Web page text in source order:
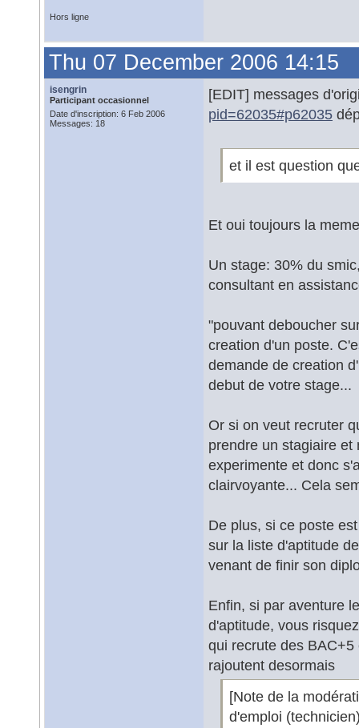
Hors ligne
Thu 07 December 2006 14:15
isengrin
Participant occasionnel
Date d'inscription: 6 Feb 2006
Messages: 18
[EDIT] messages
pid=62035#p62035
et il est question
Et oui toujours la
Un stage: 30% du
consultant en
"pouvant deboucher
creation d'un poste.
demande de creation
debut de votre stage...
Or si on veut recruter
prendre un stagiaire
experimente et donc
clairvoyante... Cela
De plus, si ce poste
sur la liste d'aptitude
venant de finir son
Enfin, si par aventure
d'aptitude, vous
qui recrute des
rajoutent desormais
[Note de la
d'emploi